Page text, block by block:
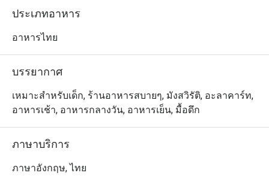
อาหารไทยแท้ๆ หรือรสชาติที่คุ้นเคยของอาหารตะวันตก
ชอบหลากหลายของทุกคน ตั้งแต่มื้อเช้าจนถึงมื้อค่ำ
ประเภทอาหาร
อาหารไทย
บรรยากาศ
เหมาะสำหรับเด็ก, ร้านอาหารสบายๆ, มังสวิรัติ, อะลาคาร์ท,
อาหารเช้า, อาหารกลางวัน, อาหารเย็น, มื้อดึก
ภาษาบริการ
ภาษาอังกฤษ, ไทย